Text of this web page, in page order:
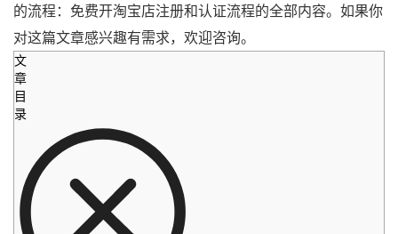
的流程：免费开淘宝店注册和认证流程的全部内容。如果你
对这篇文章感兴趣有需求，欢迎咨询。
文
章
目
录